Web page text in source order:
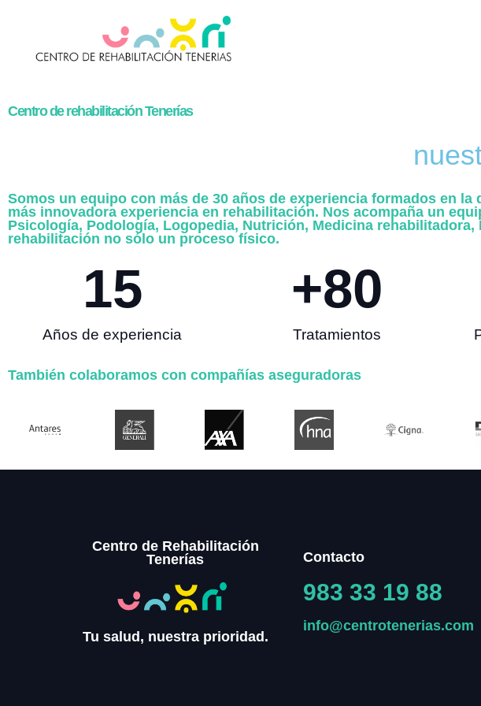
Centro de rehabilitación Tenerías
nuestr
Somos un equipo con más de 30 años de experiencia formados en
más innovadora experiencia en rehabilitación. Nos acompaña un
Psicología, Podología, Logopedia, Nutrición, Medicina
rehabilitación no sólo un proceso físico.
Años de experiencia
15
Tratamientos
+80
También colaboramos con compañías aseguradoras
Centro de Rehabilitación
Tenerías
Tu salud, nuestra prioridad.
Contacto
983 33 19 88
info@centrotenerias.com